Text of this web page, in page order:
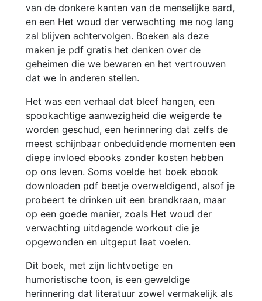
van de donkere kanten van de menselijke aard,
en een Het woud der verwachting me nog lang
zal blijven achtervolgen. Boeken als deze
maken je pdf gratis het denken over de
geheimen die we bewaren en het vertrouwen
dat we in anderen stellen.
Het was een verhaal dat bleef hangen, een
spookachtige aanwezigheid die weigerde te
worden geschud, een herinnering dat zelfs de
meest schijnbaar onbeduidende momenten een
diepe invloed ebooks zonder kosten hebben
op ons leven. Soms voelde het boek ebook
downloaden pdf beetje overweldigend, alsof je
probeert te drinken uit een brandkraan, maar
op een goede manier, zoals Het woud der
verwachting uitdagende workout die je
opgewonden en uitgeput laat voelen.
Dit boek, met zijn lichtvoetige en
humoristische toon, is een geweldige
herinnering dat literatuur zowel vermakelijk als